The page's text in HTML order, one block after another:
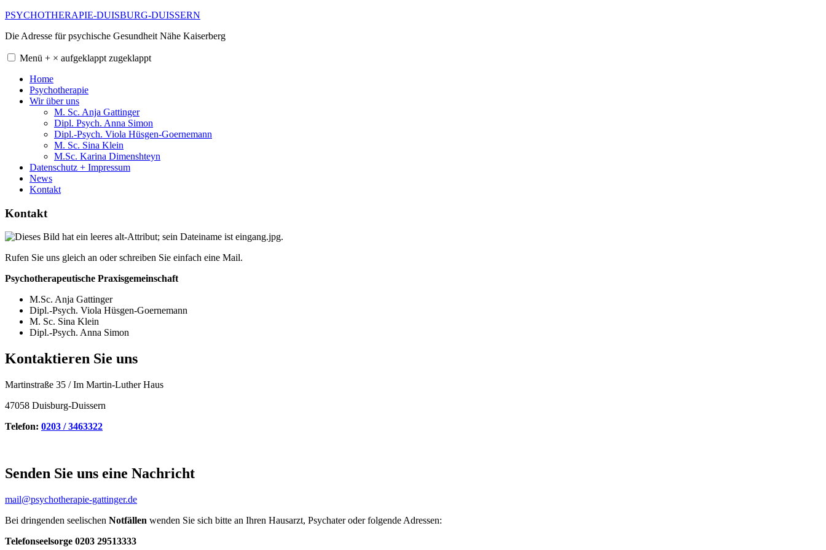
Zum
springen
PSYCHOTHERAPIE-DUISBURG-DUISSERN
Die Adresse für psychische Gesundheit Nähe Kaiserberg
Menü + × aufgeklappt zugeklappt
Home
Psychotherapie
Wir über uns
M. Sc. Anja Gattinger
Dipl. Psych. Anna Simon
Dipl.-Psych. Viola Hüsgen-Goernemann
M. Sc. Sina Klein
M.Sc. Karina Dimenshteyn
Datenschutz + Impressum
News
Kontakt
Kontakt
Rufen Sie uns gleich an oder schreiben Sie einfach eine Mail.
Psychotherapeutische Praxisgemeinschaft
M.Sc. Anja Gattinger
Dipl.-Psych. Viola Hüsgen-Goernemann
M. Sc. Sina Klein
Dipl.-Psych. Anna Simon
Kontaktieren Sie uns
Martinstraße 35 / Im Martin-Luther Haus
47058 Duisburg-Duissern
Telefon: 0203 / 3463322
Senden Sie uns eine Nachricht
mail@psychotherapie-gattinger.de
Bei dringenden seelischen Notfällen wenden Sie sich bitte an Ihren Hausarzt, Psychater oder folgende Adressen:
Telefonseelsorge 0203 29513333